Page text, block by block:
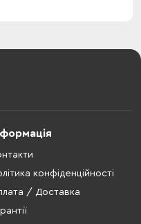
конфіденційності
/ Доставка